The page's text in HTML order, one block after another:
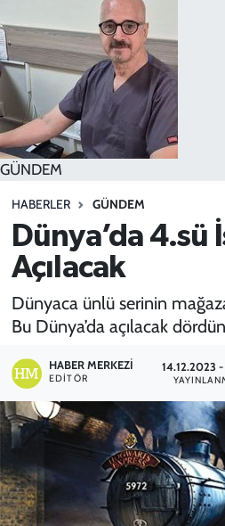
GÜNDEM
HABERLER GÜNDEM
Dünya’da 4.sü
Açılacak
Dünyaca ünlü serinin
Bu Dünya’da açılacak
HABER MERKEZI
EDITÖR
14.12.2023 -
SPOR
TEKNOLOJİ
YAŞAM